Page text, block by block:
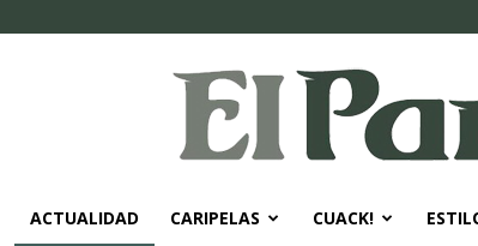
ACTUALIDAD CARIPELAS CUACK!